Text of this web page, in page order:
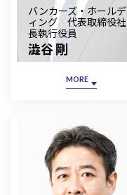
採用情報
企業情報
バンカーズ・ホールデ
ィング 代表取締役社
長執行役員
澁谷 剛
MORE